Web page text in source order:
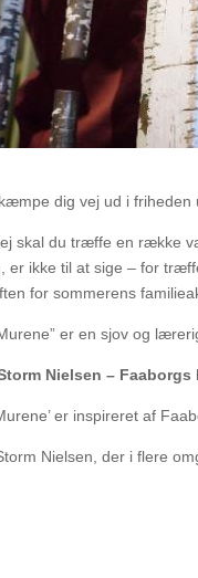
dig vej ud i
skal du træffe en række
er ikke til at sige – for
for sommerens
er en sjov og
Nielsen –
er inspireret af
Nielsen, der i flere